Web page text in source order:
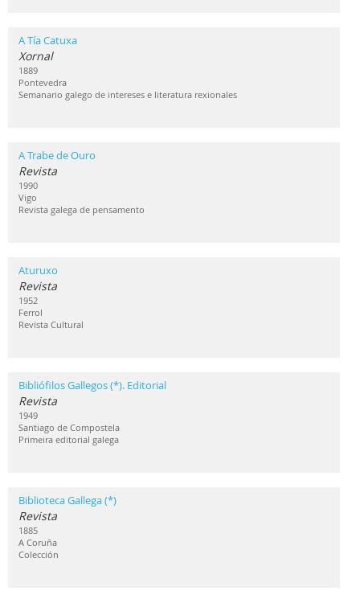
A Tía Catuxa
Xornal
1889
Pontevedra
Semanario galego de intereses e literatura rexionales
A Trabe de Ouro
Revista
1990
Vigo
Revista galega de pensamento
Aturuxo
Revista
1952
Ferrol
Revista Cultural
Bibliófilos Gallegos (*). Editorial
Revista
1949
Santiago de Compostela
Primeira editorial galega
Biblioteca Gallega (*)
Revista
1885
A Coruña
Colección